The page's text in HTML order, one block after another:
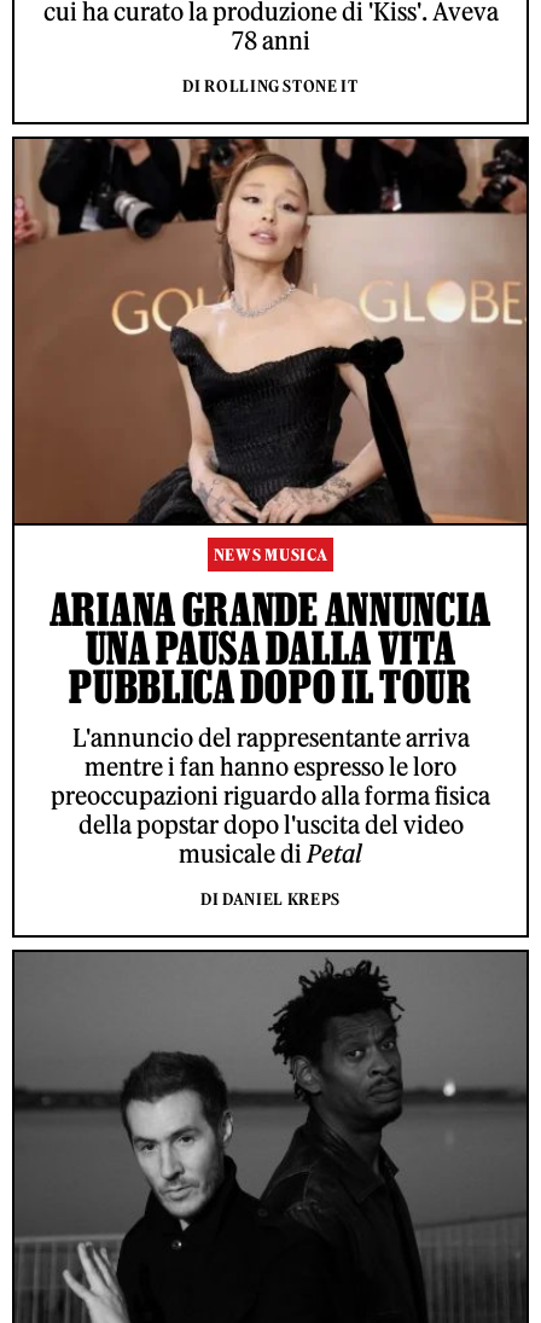
cui ha curato la produzione di 'Kiss'. Aveva
78 anni
DI ROLLING STONE IT
NEWS MUSICA
ARIANA GRANDE ANNUNCIA
UNA PAUSA DALLA VITA
PUBBLICA DOPO IL TOUR
L'annuncio del rappresentante arriva
mentre i fan hanno espresso le loro
preoccupazioni riguardo alla forma fisica
della popstar dopo l'uscita del video
musicale diPetal
DI DANIEL KREPS